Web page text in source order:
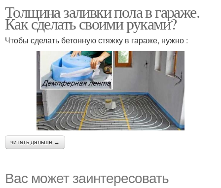
Толщина заливки пола в гараже.
Как сделать своими руками?
Чтобы сделать бетонную стяжку в гараже, нужно :
читать дальше →
Вас может заинтересовать